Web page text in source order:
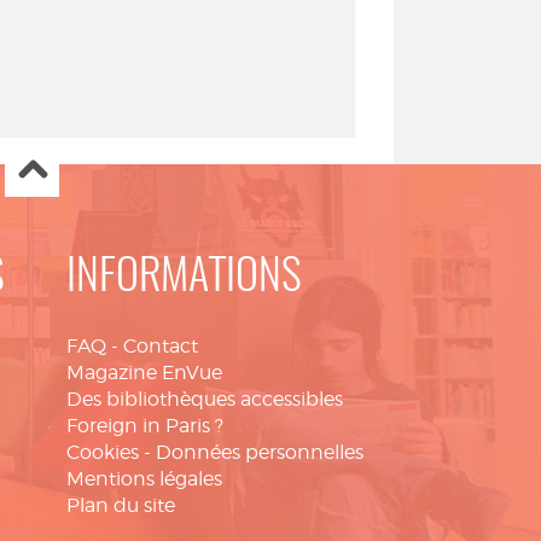
INFORMATIONS
FAQ - Contact
Magazine EnVue
Des bibliothèques accessibles
Foreign in Paris ?
Cookies - Données personnelles
Mentions légales
Plan du site